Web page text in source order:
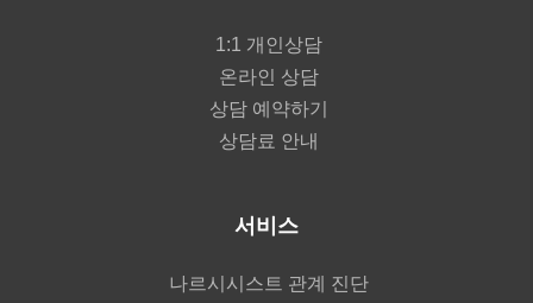
1:1 개인상담
온라인 상담
상담 예약하기
상담료 안내
서비스
나르시시스트 관계 진단